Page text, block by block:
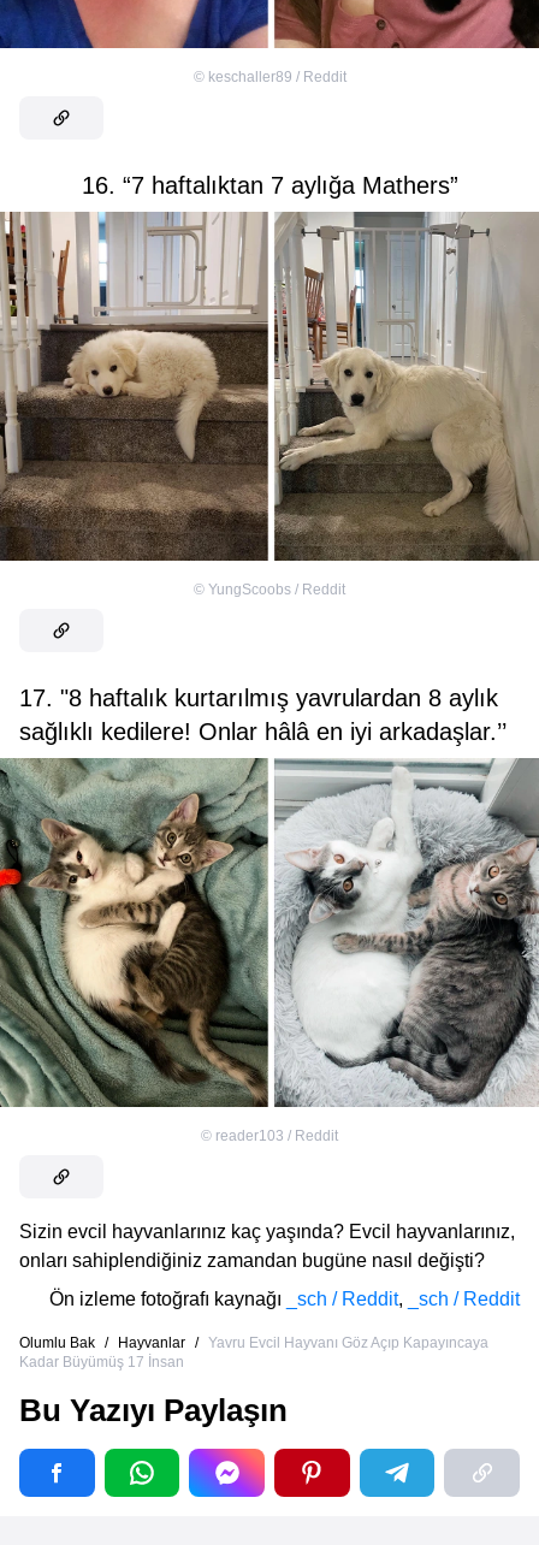
© keschaller89 / Reddit
16. “7 haftalıktan 7 aylığa Mathers”
© YungScoobs / Reddit
17. "8 haftalık kurtarılmış yavrulardan 8 aylık
sağlıklı kedilere! Onlar hâlâ en iyi arkadaşlar.’’
© reader103 / Reddit
Sizin evcil hayvanlarınız kaç yaşında? Evcil hayvanlarınız,
onları sahiplendiğiniz zamandan bugüne nasıl değişti?
Ön izleme fotoğrafı kaynağı
_sch / Reddit, _sch / Reddit
Olumlu Bak / Hayvanlar / Yavru Evcil Hayvanı Göz Açıp Kapayıncaya
Kadar Büyümüş 17 İnsan
Bu Yazıyı Paylaşın